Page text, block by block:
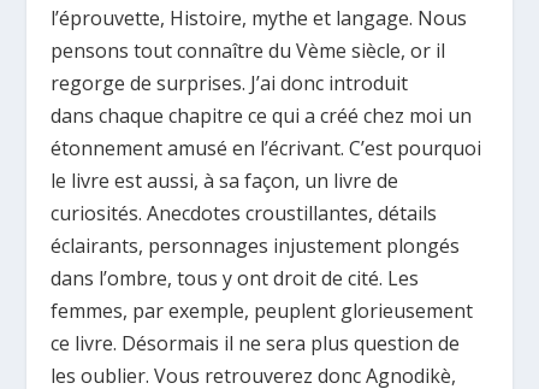
l’éprouvette, Histoire, mythe et langage. Nous
pensons tout connaître du Vème siècle, or il
regorge de surprises. J’ai donc introduit
dans chaque chapitre ce qui a créé chez moi un
étonnement amusé en l’écrivant. C’est pourquoi
le livre est aussi, à sa façon, un livre de
curiosités. Anecdotes croustillantes, détails
éclairants, personnages injustement plongés
dans l’ombre, tous y ont droit de cité. Les
femmes, par exemple, peuplent glorieusement
ce livre. Désormais il ne sera plus question de
les oublier. Vous retrouverez donc Agnodikè,